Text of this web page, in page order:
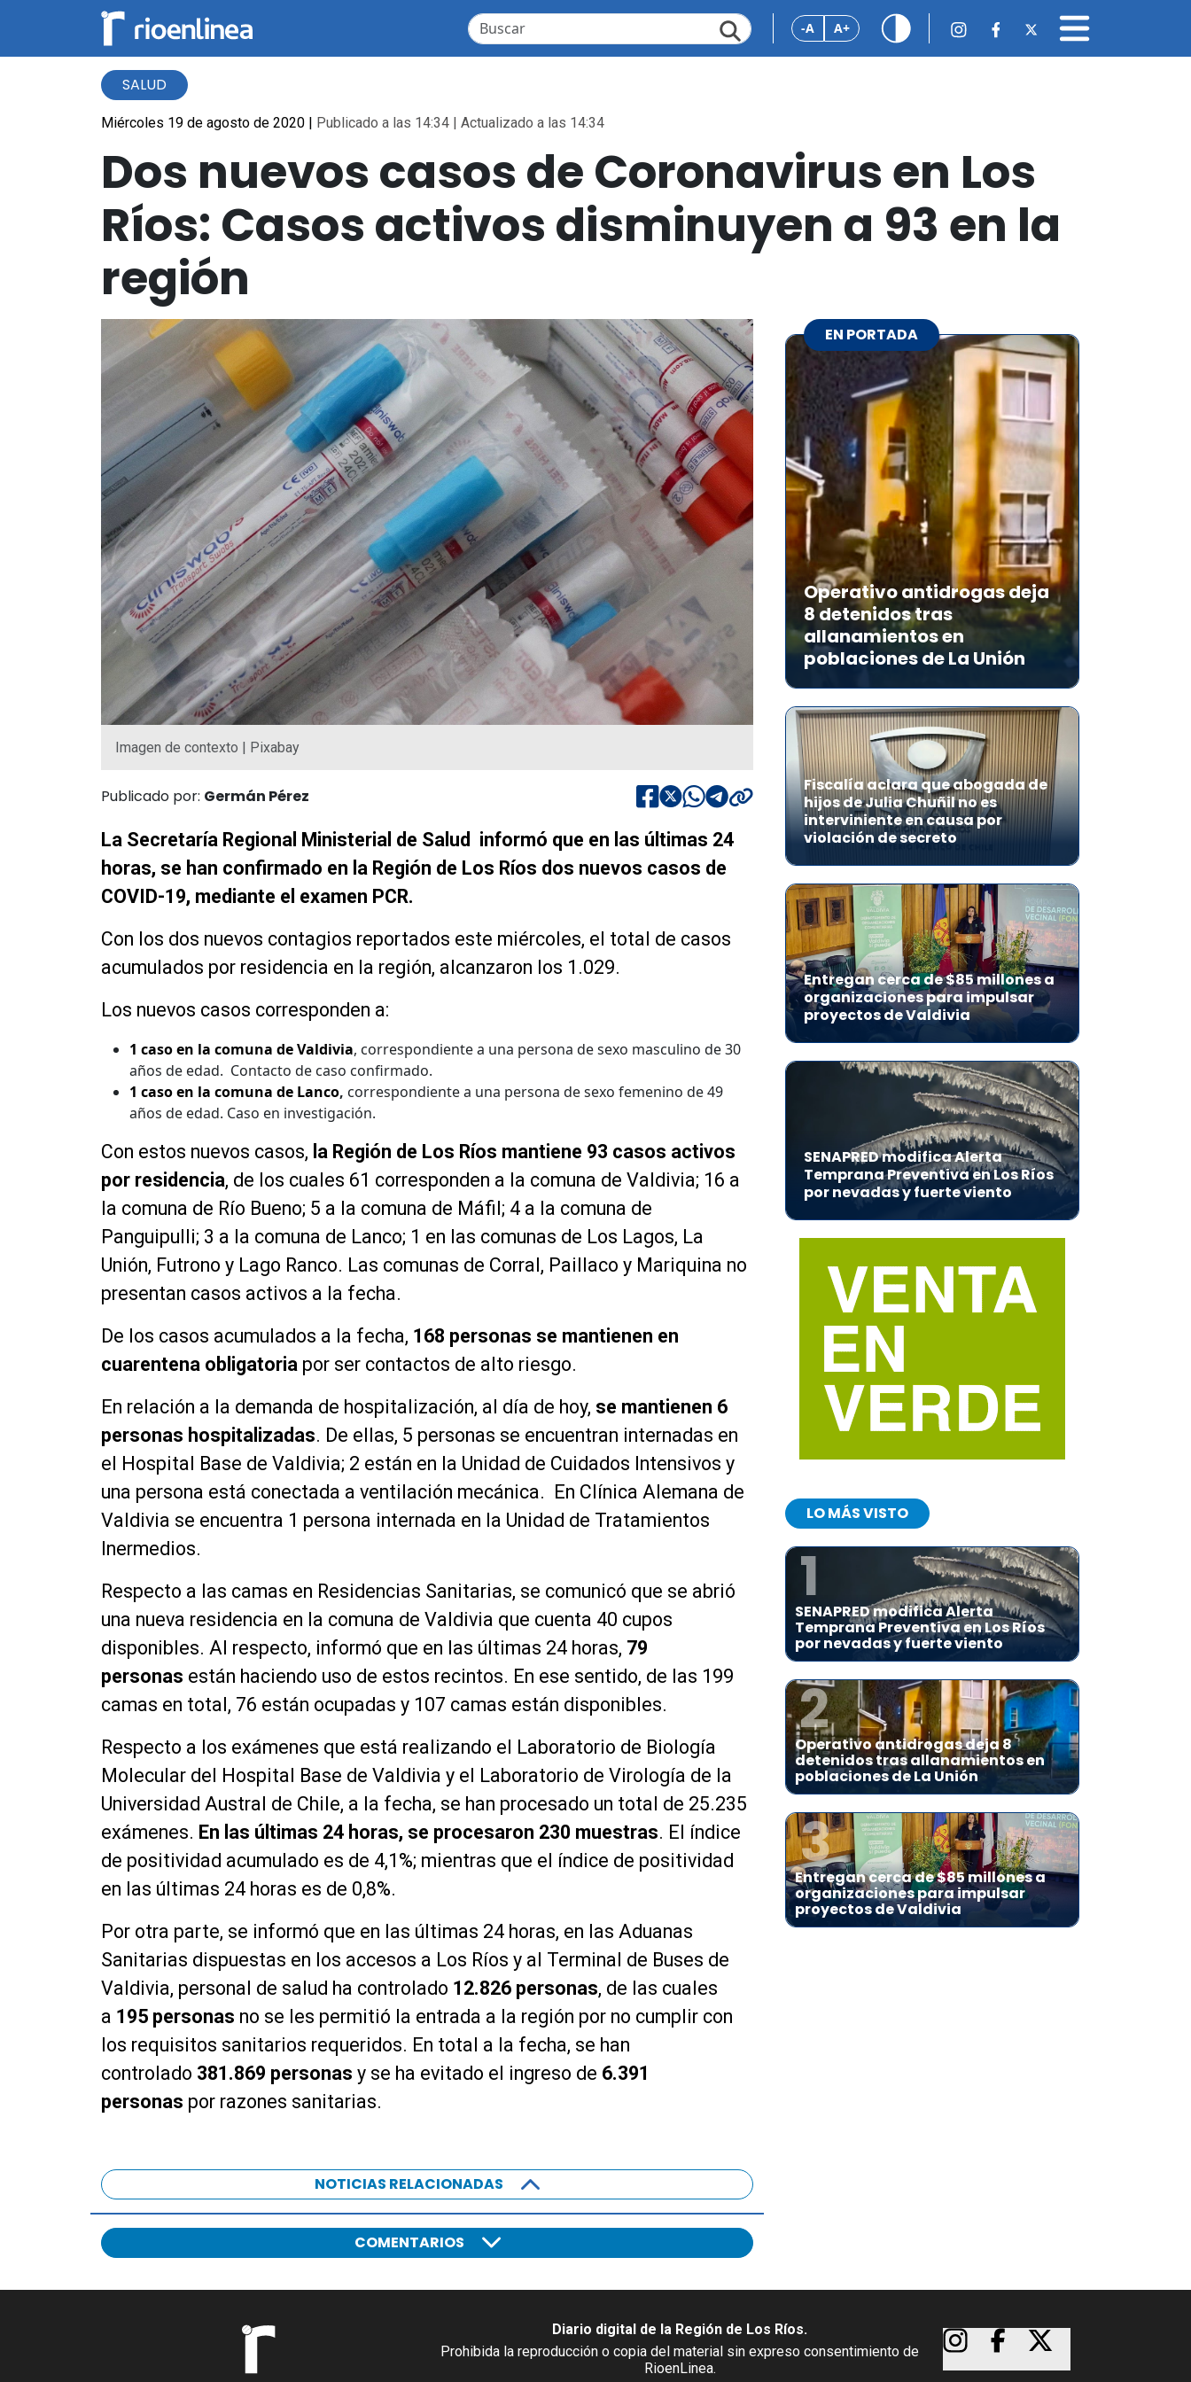
-A A+
SALUD
Miércoles 19 de agosto de 2020 | Publicado a las 14:34 | Actualizado a las 14:34
Dos nuevos casos de Coronavirus en Los
Ríos: Casos activos disminuyen a 93 en la
región
Imagen de contexto | Pixabay
Publicado por: Germán Pérez
La Secretaría Regional Ministerial de Salud informó que en las últimas 24
horas, se han confirmado en la Región de Los Ríos dos nuevos casos de
COVID-19, mediante el examen PCR.
Con los dos nuevos contagios reportados este miércoles, el total de casos
acumulados por residencia en la región, alcanzaron los 1.029.
Los nuevos casos corresponden a:
1 caso en la comuna de Valdivia, correspondiente a una persona de sexo masculino de 30
años de edad. Contacto de caso confirmado.
1 caso en la comuna de Lanco, correspondiente a una persona de sexo femenino de 49
años de edad. Caso en investigación.
Con estos nuevos casos, a Región de Los Ríos mantiene 93 casos activos
por residencia, de los cuales 61 corresponden a la comuna de Valdivia; 16 a
la comuna de Río Bueno; 5 a la comuna de Máfil; 4 a la comuna de
Panguipulli; 3 a la comuna de Lanco; 1 en las comunas de Los Lagos, La
Unión, Futrono y Lago Ranco. Las comunas de Corral, Paillaco y Mariquina no
presentan casos activos a la fecha.
De los casos acumulados a la fecha, 168 personas se mantienen en
cuarentena obligatoria por ser contactos de alto riesgo.
En relación a la demanda de hospitalización, al día de hoy, se mantienen 6
personas hospitalizadas. De ellas, 5 personas se encuentran internadas en
el Hospital Base de Valdivia; 2 están en la Unidad de Cuidados Intensivos y
una persona está conectada a ventilación mecánica. En Clínica Alemana de
Valdivia se encuentra 1 persona internada en la Unidad de Tratamientos
Inermedios.
Respecto a las camas en Residencias Sanitarias, se comunicó que se abrió
una nueva residencia en la comuna de Valdivia que cuenta 40 cupos
disponibles. Al respecto, informó que en las últimas 24 horas, 79
personas están haciendo uso de estos recintos. En ese sentido, de las 199
camas en total, 76 están ocupadas y 107 camas están disponibles.
Respecto a los exámenes que está realizando el Laboratorio de Biología
Molecular del Hospital Base de Valdivia y el Laboratorio de Virología de la
Universidad Austral de Chile, a la fecha, se han procesado un total de 25.235
exámenes. En las últimas 24 horas, se procesaron 230 muestras. El índice
de positividad acumulado es de 4,1%; mientras que el índice de positividad
en las últimas 24 horas es de 0,8%.
Por otra parte, se informó que en las últimas 24 horas, en las Aduanas
Sanitarias dispuestas en los accesos a Los Ríos y al Terminal de Buses de
Valdivia, personal de salud ha controlado 12.826 personas, de las cuales
a 195 personas no se les permitió la entrada a la región por no cumplir con
los requisitos sanitarios requeridos. En total a la fecha, se han
controlado 381.869 personas y se ha evitado el ingreso de 6.391
personas por razones sanitarias.
NOTICIAS RELACIONADAS
COMENTARIOS
EN PORTADA
Operativo antidrogas deja
8 detenidos tras
allanamientos en
poblaciones de La Unión
Fiscalía aclara que abogada de
hijos de Julia Chuñil no es
interviniente en causa por
violación de secreto
Entregan cerca de $85 millones a
organizaciones para impulsar
proyectos de Valdivia
SENAPRED modifica Alerta
Temprana Preventiva en Los Ríos
por nevadas y fuerte viento
LO MÁS VISTO
1
SENAPRED modifica Alerta
Temprana Preventiva en Los Ríos
por nevadas y fuerte viento
2
Operativo antidrogas deja 8
detenidos tras allanamientos en
poblaciones de La Unión
3
Entregan cerca de $85 millones a
organizaciones para impulsar
proyectos de Valdivia
Diario digital de la Región de Los Ríos.
Prohibida la reproducción o copia del material sin expreso consentimiento de
RioenLinea.